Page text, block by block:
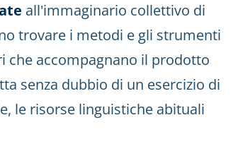
all'immaginario collettivo di
trovare i metodi e gli strumenti
accompagnano il prodotto
senza dubbio di un esercizio di
le risorse linguistiche abituali